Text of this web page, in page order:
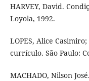
HARVEY, David.
Loyola, 1992.
LOPES, Alice
currículo. São Paulo:
MACHADO, Nilson